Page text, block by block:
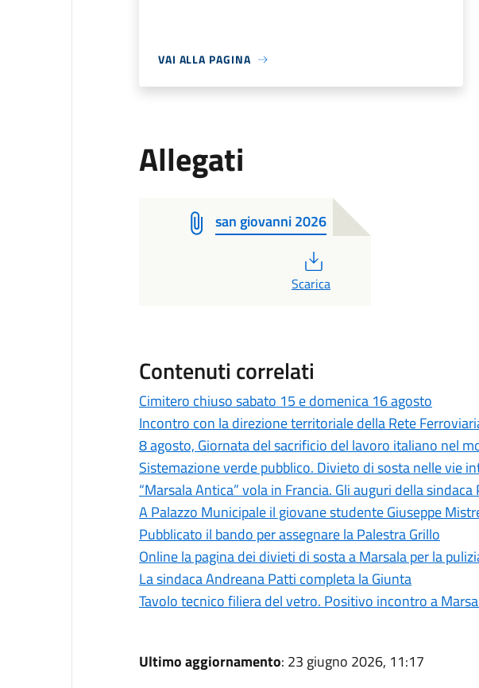
VAI ALLA PAGINA
Allegati
san giovanni 2026
Scarica
Contenuti correlati
Cimitero chiuso sabato 15 e domenica 16 agosto
Incontro con la direzione territoriale della Rete
8 agosto, Giornata del sacrificio del lavoro italiano nel
Sistemazione verde pubblico. Divieto di sosta nelle vie
“Marsala Antica” vola in Francia. Gli auguri della sindaca
A Palazzo Municipale il giovane studente Giuseppe
Pubblicato il bando per assegnare la Palestra Grillo
Online la pagina dei divieti di sosta a Marsala per la
La sindaca Andreana Patti completa la Giunta
Tavolo tecnico filiera del vetro. Positivo incontro a
Ultimo aggiornamento: 23 giugno 2026, 11:17